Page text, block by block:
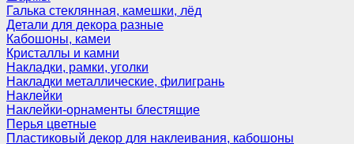
Галька стеклянная, камешки, лёд
Детали для декора разные
Кабошоны, камеи
Кристаллы и камни
Накладки, рамки, уголки
Накладки металлические, филигрань
Наклейки
Наклейки-орнаменты блестящие
Перья цветные
Пластиковый декор для наклеивания, кабошоны